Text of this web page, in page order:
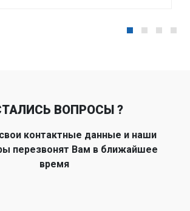
ВОПРОСЫ ?
контактные данные и наши
перезвонят Вам в ближайшее
время